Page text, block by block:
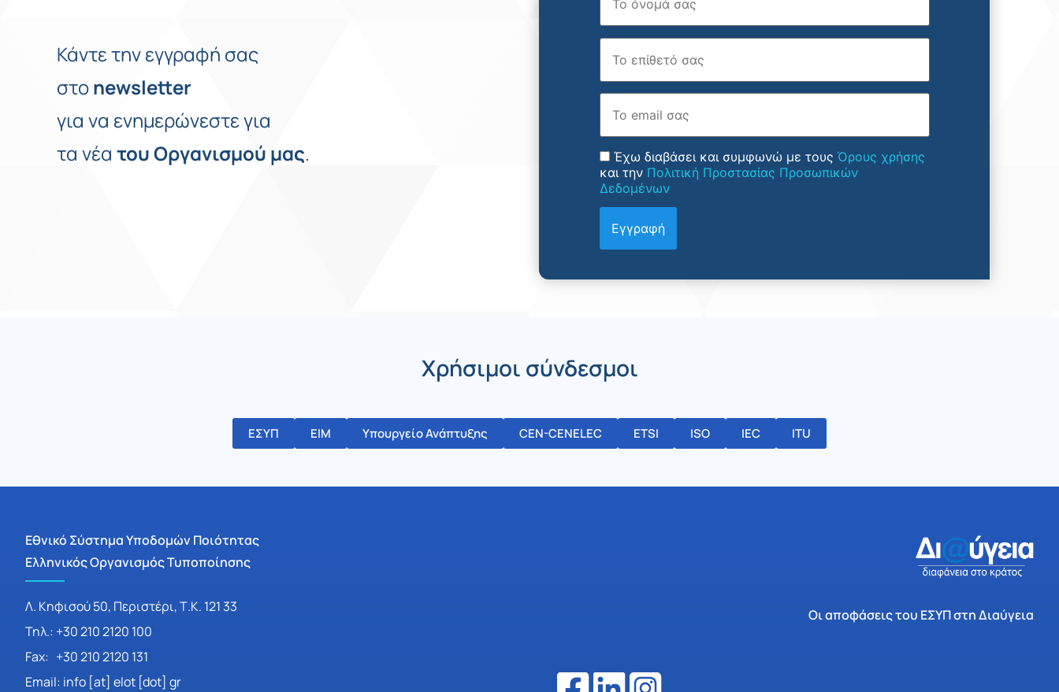
Κάντε την εγγραφή σας
στοnewsletter
για να ενημερώνεστε για
τα νέα τουΟργανισμού μας.
Επώνυμο
Email
Έχω διαβάσει και συμφωνώ με τους Όρους χρήσης
και την Πολιτική Προστασίας Προσωπικών
Δεδομένων
Χρήσιμοι σύνδεσμοι
ΕΣΥΠ ΕΙΜ Υπουργείο Ανάπτυξης CEN-CENELEC ETSI ISO IEC ITU
Εθνικό Σύστημα Υποδομών Ποιότητας
Ελληνικός Οργανισμός Τυποποίησης
Λ. Κηφισού 50, Περιστέρι, Τ.Κ. 121 33
Τηλ.: +30 210 2120 100
Fax: +30 210 2120 131
Email: info [at] elot [dot] gr
Οι αποφάσεις του ΕΣΥΠ στη Διαύγεια